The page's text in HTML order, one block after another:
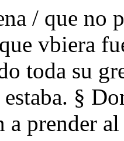
/ que no
vbiera
toda su
§
a prender